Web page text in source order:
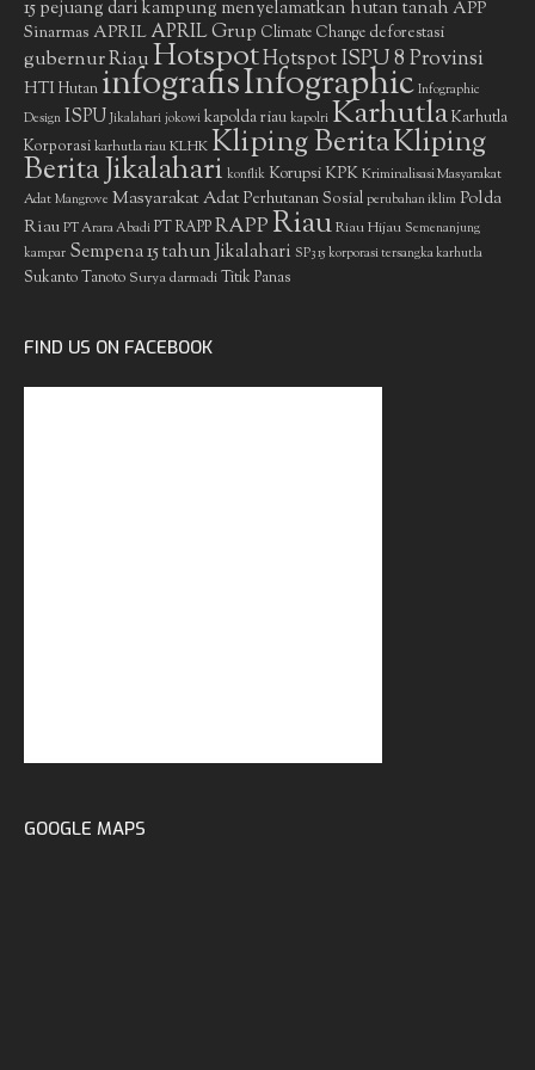
15 pejuang dari kampung menyelamatkan hutan tanah APP
Sinarmas APRIL APRIL Grup Climate Change deforestasi
gubernur RiauHotspotHotspot ISPU 8 Provinsi
HTIHutan infografisInfographic Infographic
Design ISPU Jikalahari jokowi kapolda riau kapolri KarhutlaKarhutla
Korporasikarhutla riauKLHKKliping BeritaKliping
Berita Jikalahari konflik Korupsi KPKKriminalisasi Masyarakat
Adat Mangrove Masyarakat AdatPerhutanan Sosial perubahan iklim Polda
Riau PT Arara Abadi PT RAPPRAPPRiauRiau Hijau Semenanjung
kampar Sempena 15 tahun Jikalahari SP3 15 korporasi tersangka karhutla
Sukanto Tanoto Surya darmadiTitik Panas
FIND US ON FACEBOOK
GOOGLE MAPS